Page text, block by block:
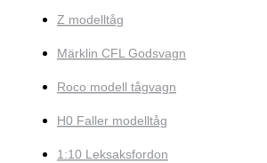
Z modelltåg
Märklin CFL Godsvagn
Roco modell tågvagn
H0 Faller modelltåg
1:10 Leksaksfordon